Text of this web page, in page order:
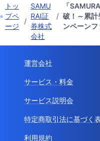
トッ
プペ
ージ
/
SAMU
RAI証
券株式
会社
/
「
破！～累
ンペーン
運営会社
サービス・料金
サービス説明会
特定商取引法に基づく
利用規約